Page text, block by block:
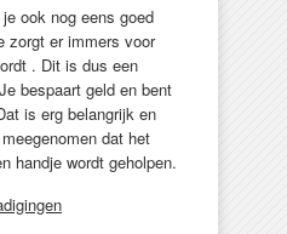
ook nog eens goed
zorgt er immers voor
. Dit is dus een
bespaart geld en bent
is erg belangrijk en
dat het
handje wordt geholpen.